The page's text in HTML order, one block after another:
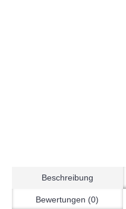
Beschreibung
Bewertungen (0)